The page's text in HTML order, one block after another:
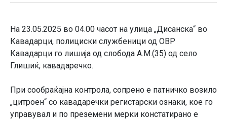
На 23.05.2025 во 04.00 часот на улица „Дисанска“ во
Кавадарци, полициски службеници од ОВР
Кавадарци го лишија од слобода А.М.(35) од село
Глишиќ, кавадаречко.
При сообраќајна контрола, сопрено е патничко возило
„цитроен“ со кавадаречки регистарски ознаки, кое го
управувал и по преземени мерки констатирано е